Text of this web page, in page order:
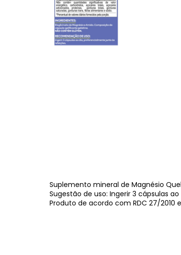
Suplemento mineral de Magnésio
Sugestão de uso: Ingerir 3 cápsulas
Produto de acordo com RDC 27/2010